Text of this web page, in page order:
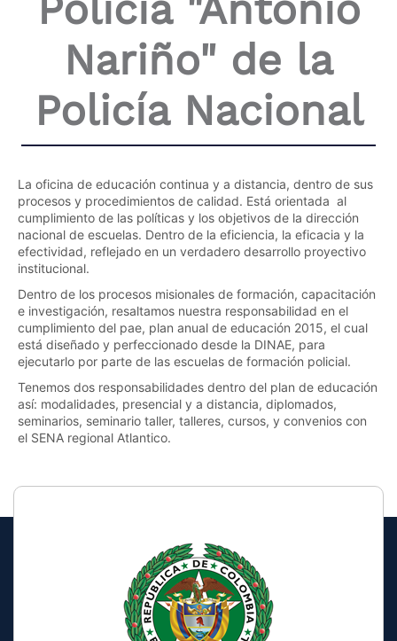
Nariño" de la
Policía Nacional
La oficina de educación continua y a distancia, dentro de sus
procesos y procedimientos de calidad. Está orientada al
cumplimiento de las políticas y los objetivos de la dirección
nacional de escuelas. Dentro de la eficiencia, la eficacia y la
efectividad, reflejado en un verdadero desarrollo proyectivo
institucional.
Dentro de los procesos misionales de formación, capacitación
e investigación, resaltamos nuestra responsabilidad en el
cumplimiento del pae, plan anual de educación 2015, el cual
está diseñado y perfeccionado desde la DINAE, para
ejecutarlo por parte de las escuelas de formación policial.
Tenemos dos responsabilidades dentro del plan de educación
así: modalidades, presencial y a distancia, diplomados,
seminarios, seminario taller, talleres, cursos, y convenios con
el SENA regional Atlantico.